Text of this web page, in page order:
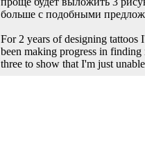
больше с подобными
For 2 years of designing tattoos
been making progress in
three to show that I'm just